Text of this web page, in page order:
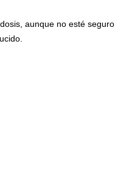
aunque no esté seguro.